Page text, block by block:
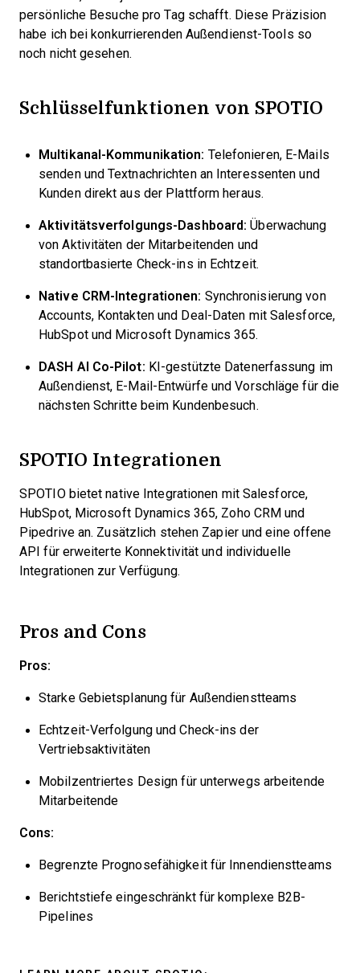
persönliche Besuche pro Tag schafft. Diese Präzision
habe ich bei konkurrierenden Außendienst-Tools so
noch nicht gesehen.
Schlüsselfunktionen von SPOTIO
Multikanal-Kommunikation: Telefonieren, E-Mails
senden und Textnachrichten an Interessenten und
Kunden direkt aus der Plattform heraus.
Aktivitätsverfolgungs-Dashboard: Überwachung
von Aktivitäten der Mitarbeitenden und
standortbasierte Check-ins in Echtzeit.
Native CRM-Integrationen: Synchronisierung von
Accounts, Kontakten und Deal-Daten mit Salesforce,
HubSpot und Microsoft Dynamics 365.
DASH AI Co-Pilot: KI-gestützte Datenerfassung im
Außendienst, E-Mail-Entwürfe und Vorschläge für die
nächsten Schritte beim Kundenbesuch.
SPOTIO Integrationen
SPOTIO bietet native Integrationen mit Salesforce,
HubSpot, Microsoft Dynamics 365, Zoho CRM und
Pipedrive an. Zusätzlich stehen Zapier und eine offene
API für erweiterte Konnektivität und individuelle
Integrationen zur Verfügung.
Pros and Cons
Pros:
Starke Gebietsplanung für Außendienstteams
Echtzeit-Verfolgung und Check-ins der
Vertriebsaktivitäten
Mobilzentriertes Design für unterwegs arbeitende
Mitarbeitende
Cons:
Begrenzte Prognosefähigkeit für Innendienstteams
Berichtstiefe eingeschränkt für komplexe B2B-
Pipelines